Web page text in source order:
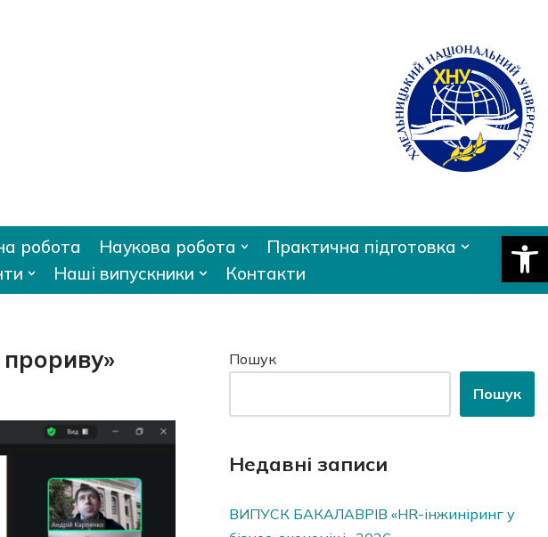
робота Наукова робота
Практична підготовка
Наші випускники Контакти
прориву»
Пошук
Пошук
Недавні записи
ВИПУСК БАКАЛАВРІВ «HR-інжиніринг у